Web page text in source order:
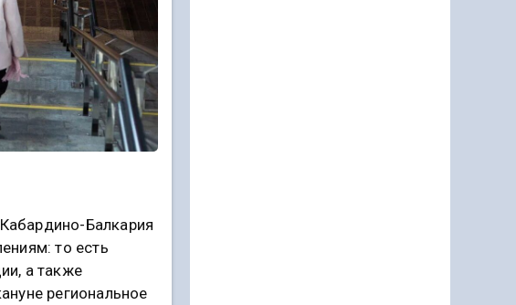
Балкария
то есть
а также
региональное